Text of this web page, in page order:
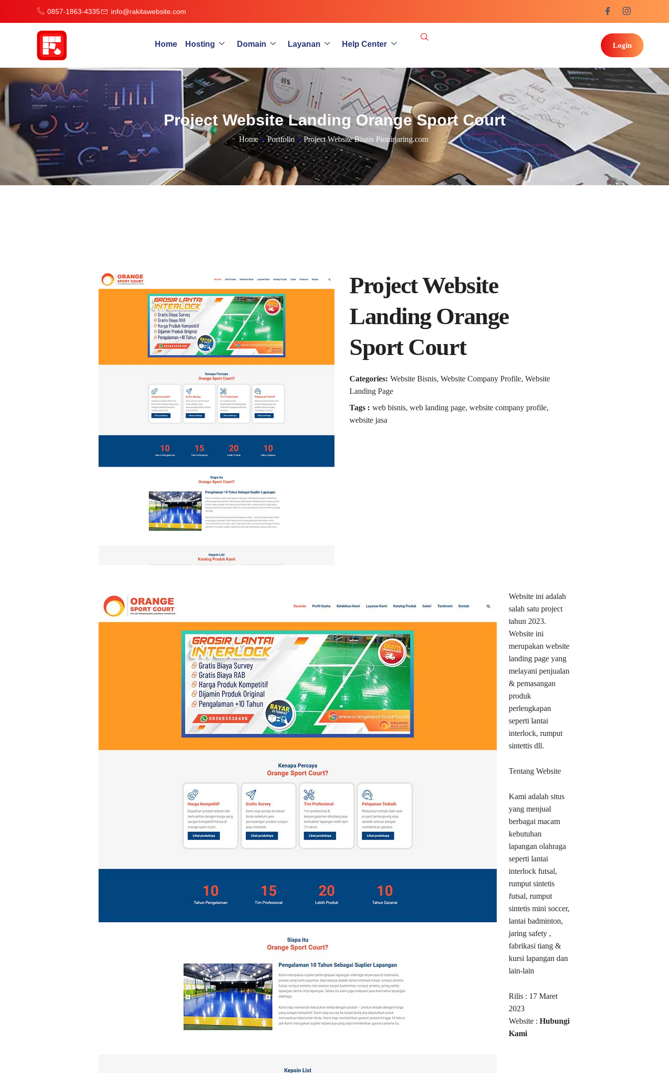
0857-1863-4335 info@rakitawebsite.com
Home Hosting Domain Layanan Help Center Login
Project Website Landing Orange Sport Court
Home » Portfolio » Project Website Bisnis Pionirjaring.com
Project Website
Landing Orange
Sport Court
Categories: Website Bisnis, Website Company Profile, Website
Landing Page
Tags : web bisnis, web landing page, website company profile,
website jasa
Website ini adalah
salah satu project
tahun 2023.
Website ini
merupakan website
landing page yang
melayani penjualan
& pemasangan
produk
perlengkapan
seperti lantai
interlock, rumput
sintettis dll.
Tentang Website
Kami adalah situs
yang menjual
berbagai macam
kebutuhan
lapangan olahraga
seperti lantai
interlock futsal,
rumput sintetis
futsal, rumput
sintetis mini soccer,
lantai badminton,
jaring safety ,
fabrikasi tiang &
kursi lapangan dan
lain-lain
Rilis : 17 Maret
2023
Website : Hubungi
Kami